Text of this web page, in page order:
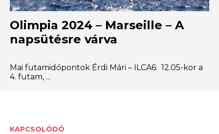
Olimpia 2024 – Marseille – A
napsütésre várva
Mai futamidőpontok Érdi Mári – ILCA6: 12.05-kor a
4. futam, ...
KAPCSOLÓDÓ